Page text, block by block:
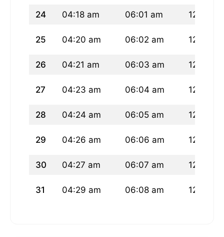
24 04:18 am 06:01 am 12:45
25 04:20 am 06:02 am 12:45
26 04:21 am 06:03 am 12:45
27 04:23 am 06:04 am 12:45
28 04:24 am 06:05 am 12:44
29 04:26 am 06:06 am 12:44
30 04:27 am 06:07 am 12:44
31 04:29 am 06:08 am 12:43